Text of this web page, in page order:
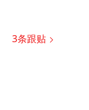
3条跟贴